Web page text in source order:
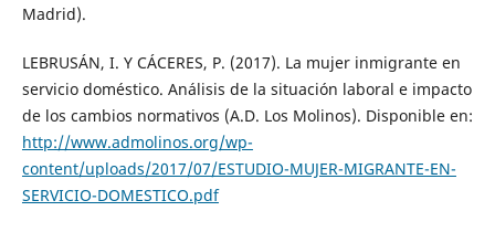
Madrid).
LEBRUSÁN, I. Y CÁCERES, P. (2017). La mujer inmigrante en
servicio doméstico. Análisis de la situación laboral e impacto
de los cambios normativos (A.D. Los Molinos). Disponible en:
http://www.admolinos.org/wp-
content/uploads/2017/07/ESTUDIO-MUJER-MIGRANTE-EN-
SERVICIO-DOMESTICO.pdf